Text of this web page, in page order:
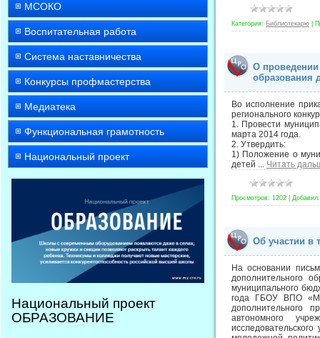
МСОКО
Воспитательная работа
Система наставничества
Конкурсы профмастерства
Медиатека
Функциональная грамотность
Национальный проект
Национальный проект
ОБРАЗОВАНИЕ
Категория: Библиотекарю
О проведении
образования
Во исполнение
регионального
1. Провести
марта 2014 года.
2. Утвердить:
1) Положение о
детей ... Читать
Просмотров: 1202 Добавил:
Об участии в
На основании
дополнительного
муниципального
года ГБОУ ВПО
дополнительного
автономного